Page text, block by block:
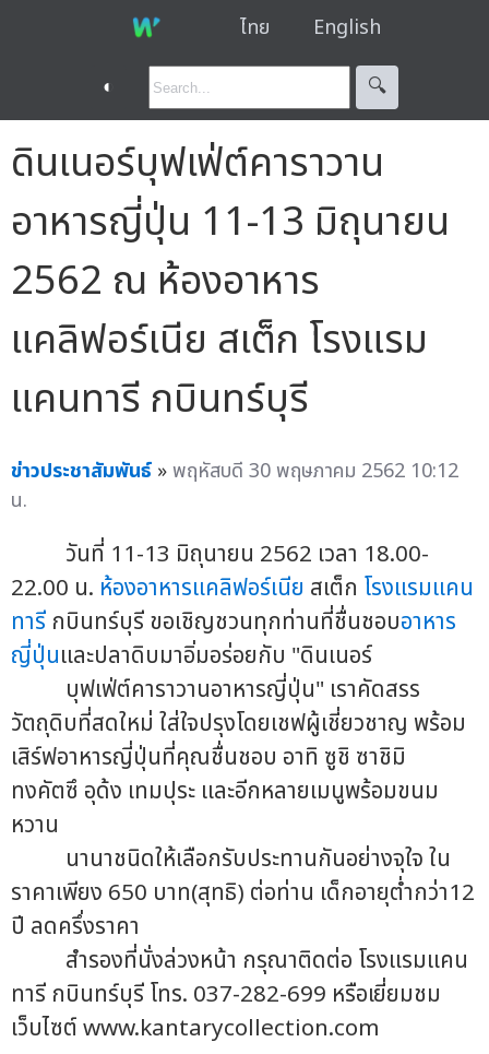
ไทย English
◐ 🔍︎
ดินเนอร์บุฟเฟ่ต์คาราวาน
อาหารญี่ปุ่น 11-13 มิถุนายน
2562 ณ ห้องอาหาร
แคลิฟอร์เนีย สเต็ก โรงแรม
แคนทารี กบินทร์บุรี
ข่าวประชาสัมพันธ์ »พฤหัสบดี 30 พฤษภาคม 2562 10:12
น.
วันที่ 11-13 มิถุนายน 2562 เวลา 18.00-
22.00 น. ห้องอาหารแคลิฟอร์เนีย สเต็ก โรงแรมแคน
ทารี กบินทร์บุรี ขอเชิญชวนทุกท่านที่ชื่นชอบอาหาร
ญี่ปุ่นและปลาดิบมาอิ่มอร่อยกับ "ดินเนอร์
บุฟเฟ่ต์คาราวานอาหารญี่ปุ่น" เราคัดสรร
วัตถุดิบที่สดใหม่ ใส่ใจปรุงโดยเชฟผู้เชี่ยวชาญ พร้อม
เสิร์ฟอาหารญี่ปุ่นที่คุณชื่นชอบ อาทิ ซูชิ ซาชิมิ
ทงคัตซึ อุด้ง เทมปุระ และอีกหลายเมนูพร้อมขนม
หวาน
นานาชนิดให้เลือกรับประทานกันอย่างจุใจ ใน
ราคาเพียง 650 บาท(สุทธิ) ต่อท่าน เด็กอายุต่ำกว่า12
ปี ลดครึ่งราคา
สำรองที่นั่งล่วงหน้า กรุณาติดต่อ โรงแรมแคน
ทารี กบินทร์บุรี โทร. 037-282-699 หรือเยี่ยมชม
เว็บไซต์ www.kantarycollection.com